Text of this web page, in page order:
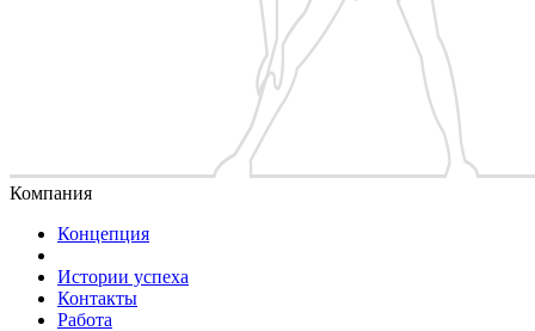
Компания
Концепция
Истории успеха
Контакты
Работа